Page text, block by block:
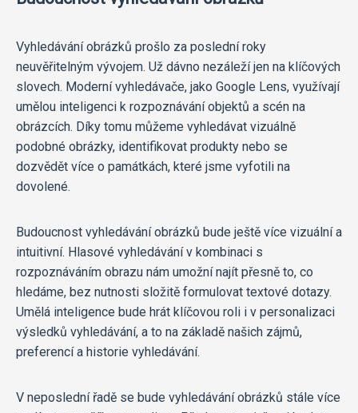
Vyhledávání obrázků prošlo za poslední roky
neuvěřitelným vývojem. Už dávno nezáleží jen na klíčových
slovech. Moderní vyhledávače, jako Google Lens, využívají
umělou inteligenci k rozpoznávání objektů a scén na
obrázcích. Díky tomu můžeme vyhledávat vizuálně
podobné obrázky, identifikovat produkty nebo se
dozvědět více o památkách, které jsme vyfotili na
dovolené.
Budoucnost vyhledávání obrázků bude ještě více vizuální a
intuitivní. Hlasové vyhledávání v kombinaci s
rozpoznáváním obrazu nám umožní najít přesně to, co
hledáme, bez nutnosti složitě formulovat textové dotazy.
Umělá inteligence bude hrát klíčovou roli i v personalizaci
výsledků vyhledávání, a to na základě našich zájmů,
preferencí a historie vyhledávání.
V neposlední řadě se bude vyhledávání obrázků stále více